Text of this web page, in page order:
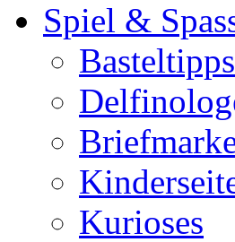
Spiel &
Basteltipps
Kurioses